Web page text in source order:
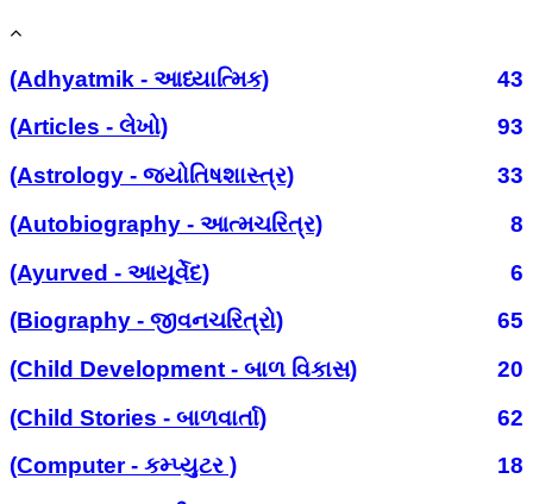
(Adhyatmik - આધ્યાત્મિક)
43
(Articles - લેખો)
93
(Astrology - જ્યોતિષશાસ્ત્ર)
33
(Autobiography - આત્મચરિત્ર)
8
(Ayurved - આયૂર્વેદ)
6
(Biography - જીવનચરિત્રો)
65
(Child Development - બાળ વિકાસ)
20
(Child Stories - બાળવાર્તા)
62
(Computer - કમ્પ્યુટર )
18